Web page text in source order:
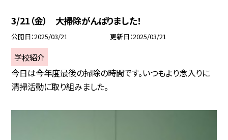
3/21（金） 大掃除がんばりました！
公開日 2025/03/21 更新日 2025/03/21
学校紹介
今日は今年度最後の掃除の時間です。いつもより念入りに
清掃活動に取り組みました。